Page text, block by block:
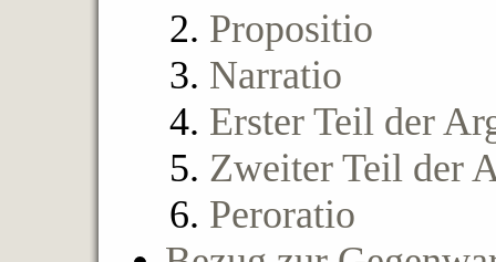
Propositio
Narratio
Erster Teil der
Zweiter Teil der
Peroratio